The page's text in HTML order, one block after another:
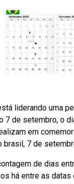
liderando uma
7 de setembro, o
em
brasil, 7 de
de dias
há entre as